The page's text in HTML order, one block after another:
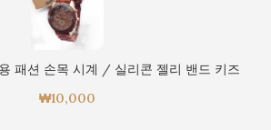
키
즈
/
실
콘
젤
형
학
용
패
패션 손목 시계 / 실리콘 젤리 밴드 키즈
₩10,000